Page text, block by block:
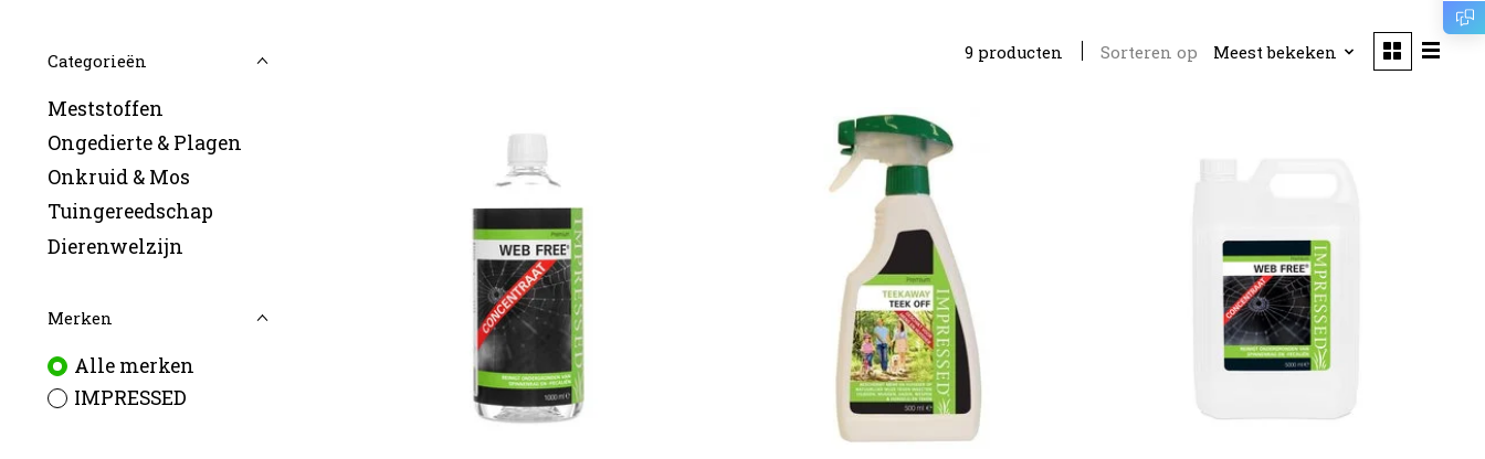
Categorieën
Meststoffen
Ongedierte & Plagen
Onkruid & Mos
Tuingereedschap
Dierenwelzijn
Merken
Alle merken
IMPRESSED
9 producten Sorteren op Meest bekeken